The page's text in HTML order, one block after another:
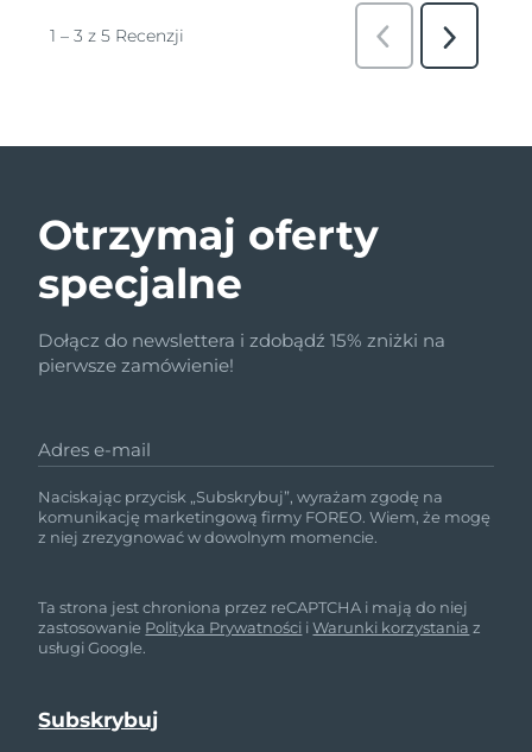
Otrzymaj oferty
specjalne
Dołącz do newslettera i zdobądź 15% zniżki na
pierwsze zamówienie!
Adres e-mail
Naciskając przycisk „Subskrybuj”, wyrażam zgodę na
komunikację marketingową firmy FOREO. Wiem, że mogę
z niej zrezygnować w dowolnym momencie.
Ta strona jest chroniona przez reCAPTCHA i mają do niej
zastosowanie Polityka Prywatności iWarunki korzystania z
usługi Google.